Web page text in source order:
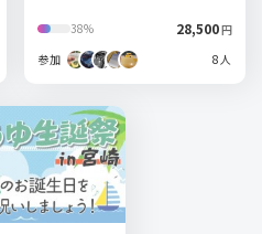
38% 28,500円
参加
8人